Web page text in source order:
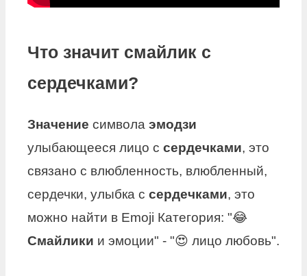
Что значит смайлик с
сердечками?
Значение символа эмодзи
улыбающееся лицо с сердечками, это
связано с влюбленность, влюбленный,
сердечки, улыбка с сердечками, это
можно найти в Emoji Категория: "😂
Смайлики и эмоции" - "😍 лицо любовь".